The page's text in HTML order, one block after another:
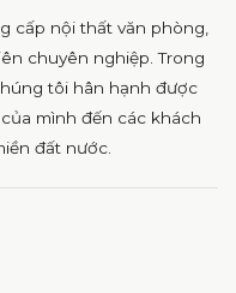
cấp nội thất văn phòng,
chuyên nghiệp. Trong
tôi hân hạnh được
mình đến các khách
đất nước.